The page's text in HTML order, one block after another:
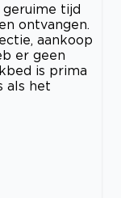
tijd
ontvangen.
aankoop
er geen
is prima
als het